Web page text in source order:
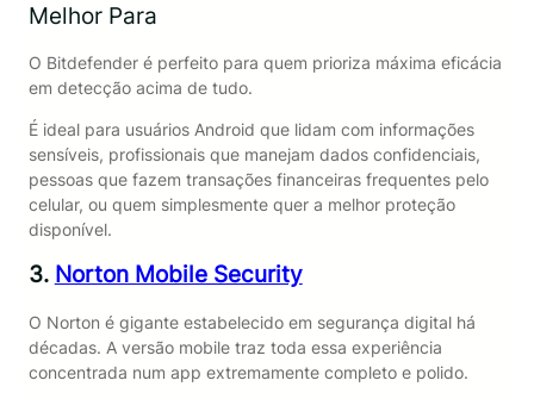
Melhor Para
O Bitdefender é perfeito para quem prioriza máxima eficácia
em detecção acima de tudo.
É ideal para usuários Android que lidam com informações
sensíveis, profissionais que manejam dados confidenciais,
pessoas que fazem transações financeiras frequentes pelo
celular, ou quem simplesmente quer a melhor proteção
disponível.
3. Norton Mobile Security
O Norton é gigante estabelecido em segurança digital há
décadas. A versão mobile traz toda essa experiência
concentrada num app extremamente completo e polido.